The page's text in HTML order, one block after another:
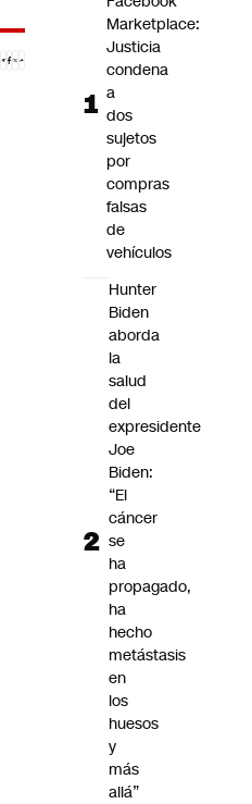
Marketplace:
Justicia
condena
a
dos
sujetos
por
compras
falsas
de
vehículos
Hunter
Biden
aborda
la
salud
del
expresidente
Joe
Biden:
“El
cáncer
se
ha
propagado,
ha
hecho
metástasis
en
los
huesos
y
más
allá”